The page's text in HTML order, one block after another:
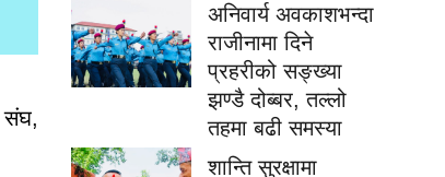
संघ,
अनिवार्य अवकाशभन्दा
राजीनामा दिने
प्रहरीको सङ्ख्या
झण्डै दोब्बर, तल्लो
तहमा बढी समस्या
शान्ति सुरक्षामा